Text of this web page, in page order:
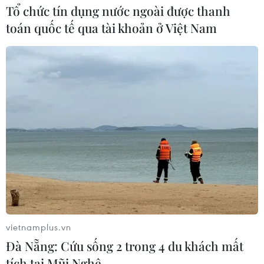
23/07/2026 07:23
Dịch Ebola: Số ca tử vong ở châu Phi
tăng lên hơn 1.000 người
Xem thêm
CƠ QUAN CHỦ QUẢN: THÔNG TẤN XÃ VIỆT NAM
Tổng Biên tập: TRẦN TIẾN DUẨN
Tổ chức tín dụng nước ngoài được thanh
toán quốc tế qua tài khoản ở Việt Nam
vietnamplus.vn
Đà Nẵng: Cứu sống 2 trong 4 du khách mất